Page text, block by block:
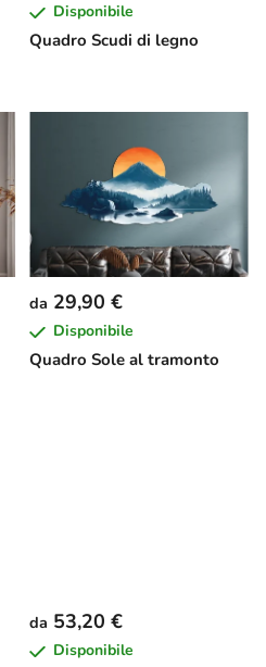
Quadro Scudi di legno
Disponibile
Quadro Sole al tramonto
da 29,90 €
Disponibile
da 53,20 €
Disponibile